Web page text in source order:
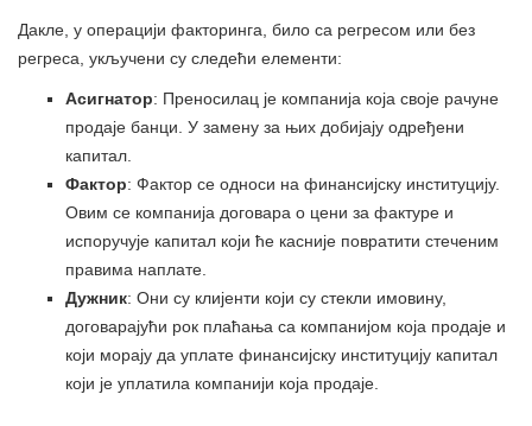
Дакле, у операцији факторинга, било са регресом или без
регреса, укључени су следећи елементи:
Асигнатор: Преносилац је компанија која своје рачуне
продаје банци. У замену за њих добијају одређени
капитал.
Фактор: Фактор се односи на финансијску институцију.
Овим се компанија договара о цени за фактуре и
испоручује капитал који ће касније повратити стеченим
правима наплате.
Дужник: Они су клијенти који су стекли имовину,
договарајући рок плаћања са компанијом која продаје и
који морају да уплате финансијску институцију капитал
који је уплатила компанији која продаје.